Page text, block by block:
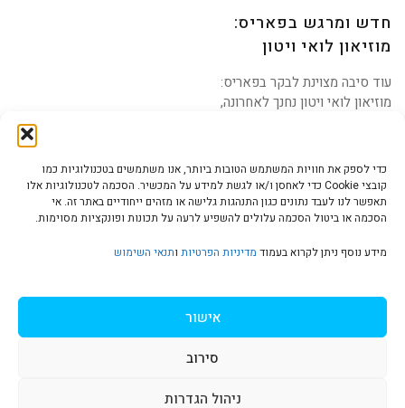
כדי לספק את חוויות המשתמש הטובות ביותר, אנו משתמשים בטכנולוגיות כמו
קובצי Cookie כדי לאחסן ו/או לגשת למידע על המכשיר. הסכמה לטכנולוגיות אלו
תאפשר לנו לעבד נתונים כגון התנהגות גלישה או מזהים ייחודיים באתר זה. אי
הסכמה או ביטול הסכמה עלולים להשפיע לרעה על תכונות ופונקציות מסוימות.
מידע נוסף ניתן לקרוא בעמוד מדיניות הפרטיות ותנאי השימוש
אישור
סירוב
ניהול הגדרות
חדש ומרגש בפאריס:
מוזיאון לואי ויטון
עוד סיבה מצוינת לבקר בפאריס:
מוזיאון לואי ויטון נחנך לאחרונה,
הצהרת נגישות | Accessibility